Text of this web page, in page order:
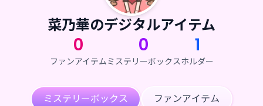
菜乃華のデジタルアイテム
0
ファンアイテム
0
ミステリーボックス
1
ホルダー
ミステリーボックス ファンアイテム